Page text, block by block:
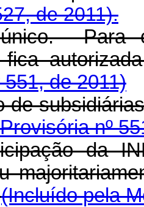
de 2011).
único. Para
fica
de 2011)
de
nº
da
(Incluído pela